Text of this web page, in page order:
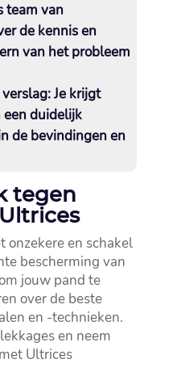
team van
de kennis en
van het probleem
Je krijgt
duidelijk
de bevindingen en
tegen
onzekere en schakel
bescherming van
jouw pand te
over de beste
en -technieken.​
en neem
Ultrices